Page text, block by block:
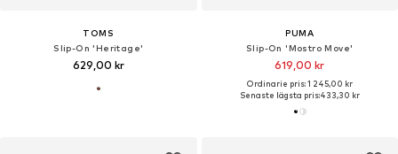
TOMS
Slip-On 'Heritage'
629,00 kr
PUMA
Slip-On 'Mostro Move'
619,00 kr
Ordinarie pris: 1 245,00 kr
Senaste lägsta pris:433,30 kr